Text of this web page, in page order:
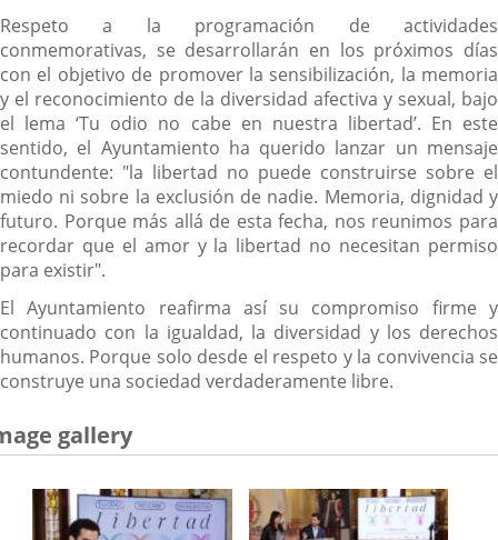
Respeto a la programación de actividades
conmemorativas, se desarrollarán en los próximos días
con el objetivo de promover la sensibilización, la memoria
y el reconocimiento de la diversidad afectiva y sexual, bajo
el lema ‘Tu odio no cabe en nuestra libertad’. En este
sentido, el Ayuntamiento ha querido lanzar un mensaje
contundente: "la libertad no puede construirse sobre el
miedo ni sobre la exclusión de nadie. Memoria, dignidad y
futuro. Porque más allá de esta fecha, nos reunimos para
recordar que el amor y la libertad no necesitan permiso
para existir".
El Ayuntamiento reafirma así su compromiso firme y
continuado con la igualdad, la diversidad y los derechos
humanos. Porque solo desde el respeto y la convivencia se
construye una sociedad verdaderamente libre.
gallery